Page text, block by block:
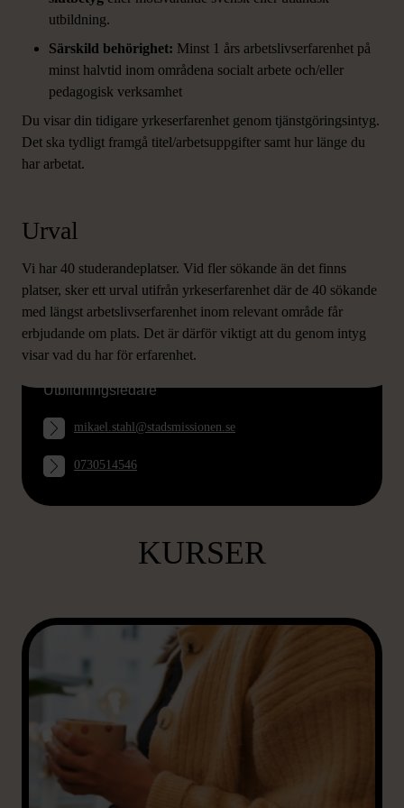
utbildning.
Särskild behörighet: Minst 1 års arbetslivserfarenhet på
minst halvtid inom områdena socialt arbete och/eller
pedagogisk verksamhet
Du visar din tidigare yrkeserfarenhet genom tjänstgöringsintyg.
Det ska tydligt framgå titel/arbetsuppgifter samt hur länge du
har arbetat.
Urval
Vi har 40 studerandeplatser. Vid fler sökande än det finns
platser, sker ett urval utifrån yrkeserfarenhet där de 40 sökande
med längst arbetslivserfarenhet inom relevant område får
erbjudande om plats. Det är därför viktigt att du genom intyg
visar vad du har för erfarenhet.
Vid frågor kontakta Mikael Ståhl
Utbildningsledare
mikael.stahl@stadsmissionen.se
0730514546
KURSER